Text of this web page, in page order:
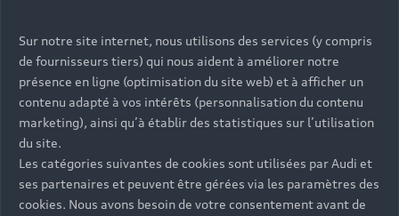
Sur notre site internet, nous utilisons des services (y compris
de fournisseurs tiers) qui nous aident à améliorer notre
présence en ligne (optimisation du site web) et à afficher un
contenu adapté à vos intérêts (personnalisation du contenu
marketing), ainsi qu’à établir des statistiques sur l’utilisation
du site.
Les catégories suivantes de cookies sont utilisées par Audi et
ses partenaires et peuvent être gérées via les paramètres des
cookies. Nous avons besoin de votre consentement avant de